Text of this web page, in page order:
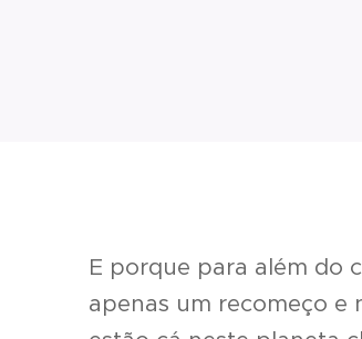
E porque para além do
apenas um recomeço e